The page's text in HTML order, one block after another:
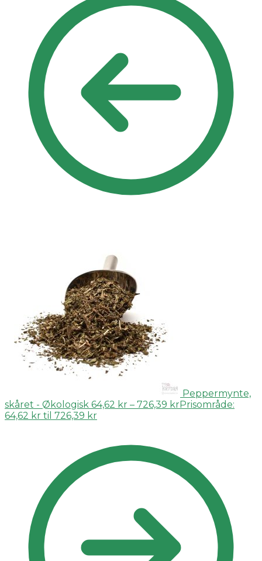
Peppermynte,
skåret - Økologisk 64,62 kr – 726,39 krPrisområde:
64,62 kr til 726,39 kr